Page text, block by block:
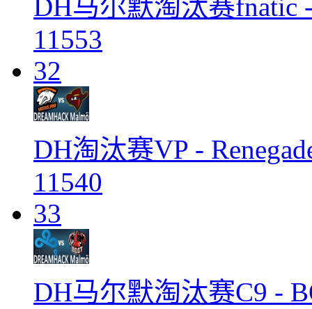
DH马尔默淘汰赛fnatic
11553
32
DH淘汰赛VP -
11540
33
DH马尔默淘汰赛C9 -